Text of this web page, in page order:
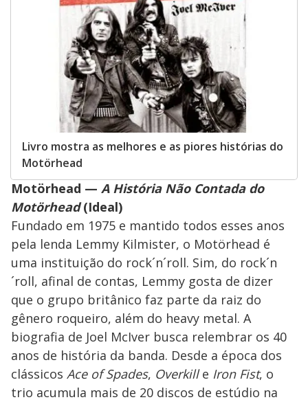
Livro mostra as melhores e as piores histórias do
Motörhead
Motörhead — A História Não Contada do
Motörhead(Ideal)
Fundado em 1975 e mantido todos esses anos
pela lenda Lemmy Kilmister, o Motörhead é
uma instituição do rock´n´roll. Sim, do rock´n
´roll, afinal de contas, Lemmy gosta de dizer
que o grupo britânico faz parte da raiz do
gênero roqueiro, além do heavy metal. A
biografia de Joel McIver busca relembrar os 40
anos de história da banda. Desde a época dos
clássicos Ace of Spades, Overkille Iron Fist, o
trio acumula mais de 20 discos de estúdio na